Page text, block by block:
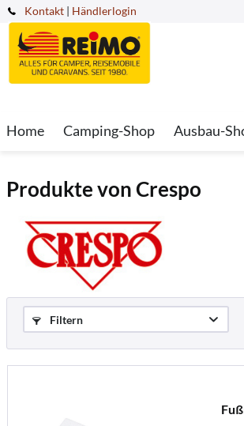
Kontakt | Händlerlogin
Home Camping-Shop Ausbau-
Produkte von Crespo
Filtern